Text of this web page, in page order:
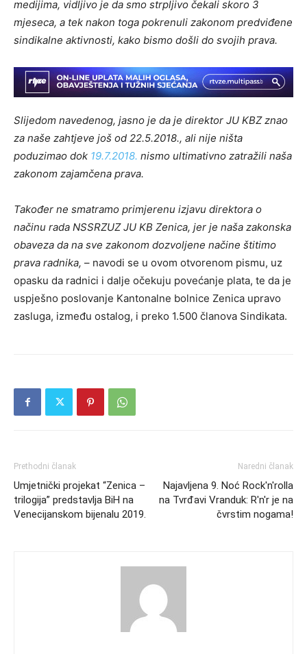
medijima, vidljivo je da smo strpljivo čekali skoro 3
mjeseca, a tek nakon toga pokrenuli zakonom predviđene
sindikalne aktivnosti, kako bismo došli do svojih prava.
Slijedom navedenog, jasno je da je direktor JU KBZ znao
za naše zahtjeve još od 22.5.2018., ali nije ništa
poduzimao dok 19.7.2018. nismo ultimativno zatražili naša
zakonom zajamčena prava.
Također ne smatramo primjerenu izjavu direktora o
načinu rada NSSRZUZ JU KB Zenica, jer je naša zakonska
obaveza da na sve zakonom dozvoljene načine štitimo
prava radnika, – navodi se u ovom otvorenom pismu, uz
opasku da radnici i dalje očekuju povećanje plata, te da je
uspješno poslovanje Kantonalne bolnice Zenica upravo
zasluga, između ostalog, i preko 1.500 članova Sindikata.
Prethodni članak
Umjetnički projekat “Zenica –
trilogija” predstavlja BiH na
Venecijanskom bijenalu 2019.
Naredni članak
Najavljena 9. Noć Rock'n'rolla
na Tvrđavi Vranduk: R'n'r je na
čvrstim nogama!